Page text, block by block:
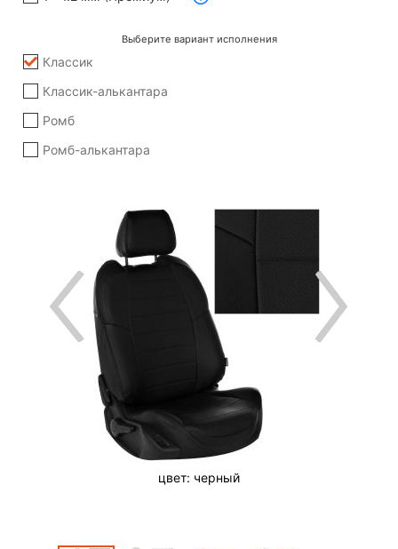
Выберите вариант исполнения
Классик
Классик-алькантара
Ромб
Ромб-алькантара
цвет: черный